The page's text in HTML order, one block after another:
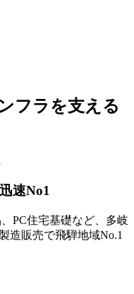
フラを支える
速No1
PC住宅基礎など、多岐
造販売で飛騨地域No.1